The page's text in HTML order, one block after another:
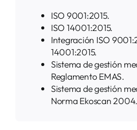
ISO 9001:2015.
ISO 14001:2015.
Integración ISO
14001:2015.
Sistema de gestión
Reglamento EMAS.
Sistema de gestión
Norma Ekoscan 2004.